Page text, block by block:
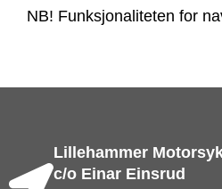
NB! Funksjonaliteten for
Lillehammer
c/o Einar Einsrud